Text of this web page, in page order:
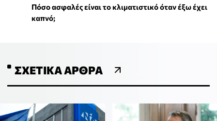
Πόσο ασφαλές είναι το κλιματιστικό όταν έξω έχει
καπνό;
ΣΧΕΤΙΚΆ ΆΡΘΡΑ